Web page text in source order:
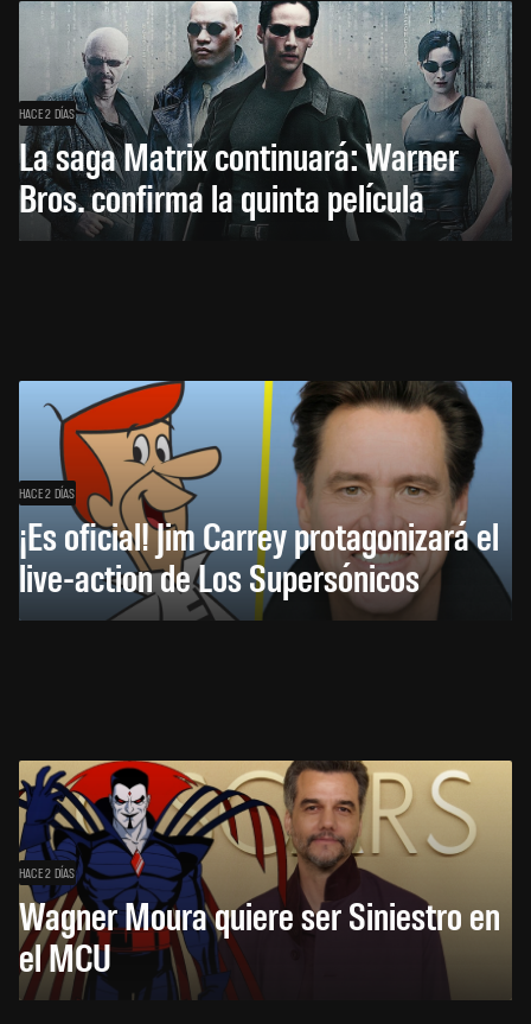
HACE 2 DÍAS
La saga Matrix continuará: Warner
Bros. confirma la quinta película
HACE 2 DÍAS
¡Es oficial! Jim Carrey protagonizará el
live-action de Los Supersónicos
HACE 2 DÍAS
Wagner Moura quiere ser Siniestro en
el MCU